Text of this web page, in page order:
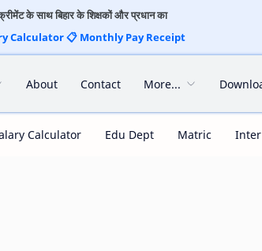
के साथ बिहार के शिक्षकों और प्रधान का
Calculator📋Monthly Pay Receipt
About Contact More...